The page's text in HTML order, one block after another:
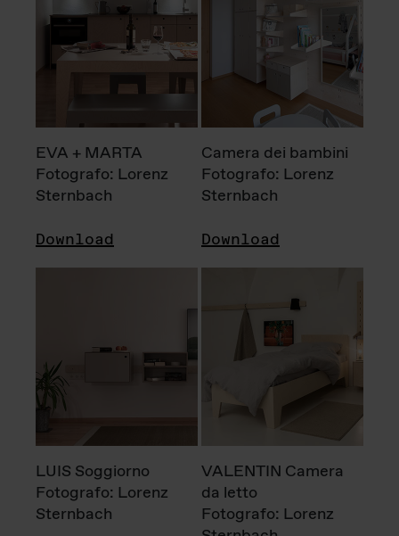
EVA + MARTA
Fotografo: Lorenz
Sternbach
Download
Camera dei bambini
Fotografo: Lorenz
Sternbach
Download
LUIS Soggiorno
Fotografo: Lorenz
Sternbach
VALENTIN Camera
da letto
Fotografo: Lorenz